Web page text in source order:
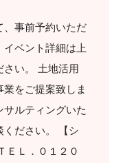
、事前予約いただ
ベント詳細は上
い。 土地活用
をご提案致しま
ルティングいた
ください。 【シ
ＥＬ．０１２０